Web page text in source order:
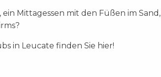
, ein Mittagessen mit den Füßen im Sand,
in Leucate finden Sie hier!